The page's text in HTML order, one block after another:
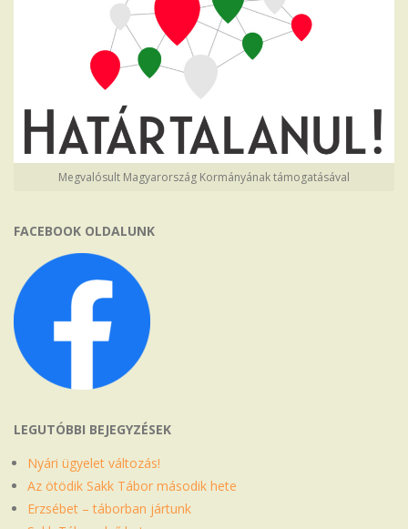
Megvalósult Magyarország Kormányának támogatásával
FACEBOOK OLDALUNK
LEGUTÓBBI BEJEGYZÉSEK
Nyári ügyelet változás!
Az ötödik Sakk Tábor második hete
Erzsébet – táborban jártunk